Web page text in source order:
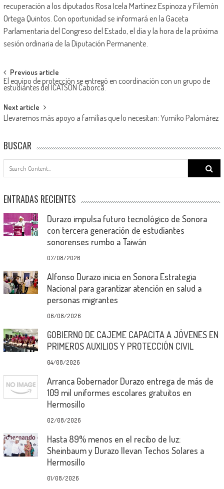
recuperación a los diputados Rosa Icela Martínez Espinoza y Filemón
Ortega Quintos. Con oportunidad se informará en la Gaceta
Parlamentaria del Congreso del Estado, el día y la hora de la próxima
sesión ordinaria de la Diputación Permanente.
Post
navigation
Previous article
El equipo de protección se entregó en coordinación con un grupo de
estudiantes del ICATSON Caborca.
Next article
Llevaremos más apoyo a familias que lo necesitan: Yumiko Palomárez
BUSCAR
Search
for:
ENTRADAS RECIENTES
Durazo impulsa futuro tecnológico de Sonora
con tercera generación de estudiantes
sonorenses rumbo a Taiwán
07/08/2026
Alfonso Durazo inicia en Sonora Estrategia
Nacional para garantizar atención en salud a
personas migrantes
06/08/2026
GOBIERNO DE CAJEME CAPACITA A JÓVENES EN
PRIMEROS AUXILIOS Y PROTECCIÓN CIVIL
04/08/2026
Arranca Gobernador Durazo entrega de más de
109 mil uniformes escolares gratuitos en
Hermosillo
02/08/2026
Hasta 89% menos en el recibo de luz:
Sheinbaum y Durazo llevan Techos Solares a
Hermosillo
01/08/2026